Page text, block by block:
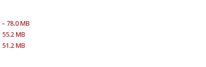
78.0 MB
MB
MB